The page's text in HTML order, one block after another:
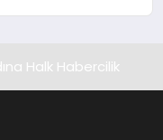
Halk Habercilik